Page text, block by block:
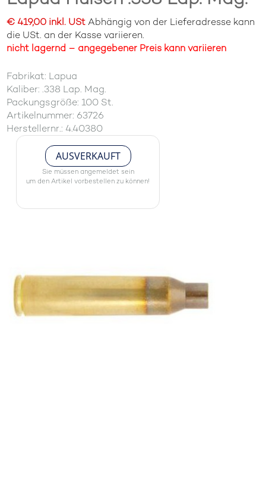
€ 419,00 inkl. UStAbhängig von der Lieferadresse kann
die USt. an der Kasse variieren.
nicht lagernd – angegebener Preis kann variieren
Fabrikat: Lapua
Kaliber: .338 Lap. Mag.
Packungsgröße: 100 St.
Artikelnummer: 63726
Herstellernr.: 4.40380
AUSVERKAUFT
Sie müssen angemeldet sein
um den Artikel vorbestellen zu können!